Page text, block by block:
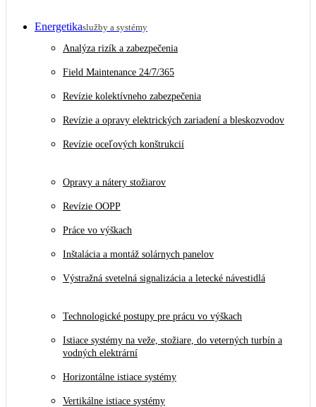
Energetikaslužby a systémy
Analýza rizík a zabezpečenia
Field Maintenance 24/7/365
Revízie kolektívneho zabezpečenia
Revízie a opravy elektrických zariadení a bleskozvodov
Revízie oceľových konštrukcií
Opravy a nátery stožiarov
Revízie OOPP
Práce vo výškach
Inštalácia a montáž solárnych panelov
Výstražná svetelná signalizácia a letecké návestidlá
Technologické postupy pre prácu vo výškach
Istiace systémy na veže, stožiare, do veterných turbín a
vodných elektrární
Horizontálne istiace systémy
Vertikálne istiace systémy